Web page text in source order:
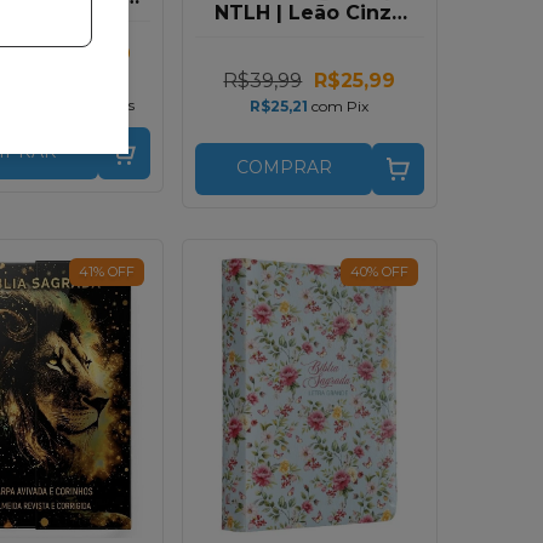
| Duas
R$129,99
sem juros
NTLH | Leão Cinza
R$39,99 R$25,99
R$25,21com Pix
COMPRAR
41% OFF 40% OFF